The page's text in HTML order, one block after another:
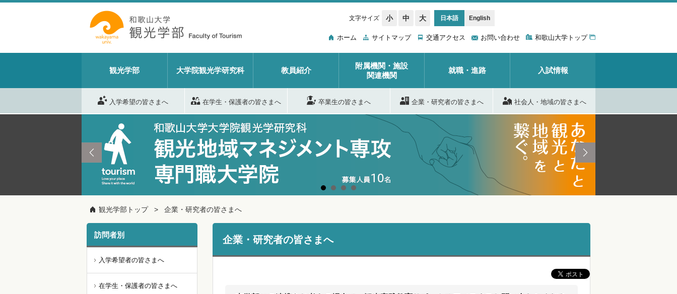
文字サイズ 小 中 大 日本語 English
ホーム サイトマップ 交通アクセス お問い合わせ 和歌山大学トップ
観光学部 大学院観光学研究科 教員紹介
附属機関・施設
関連機関
就職・進路 入試情報
入学希望の皆さまへ 在学生・保護者の皆さまへ 卒業生の皆さまへ 企業・研究者の皆さまへ 社会人・地域の皆さまへ
観光学部トップ 企業・研究者の皆さまへ
企業・研究者の皆さまへ
訪問者別
入学希望者の皆さまへ
在学生・保護者の皆さまへ